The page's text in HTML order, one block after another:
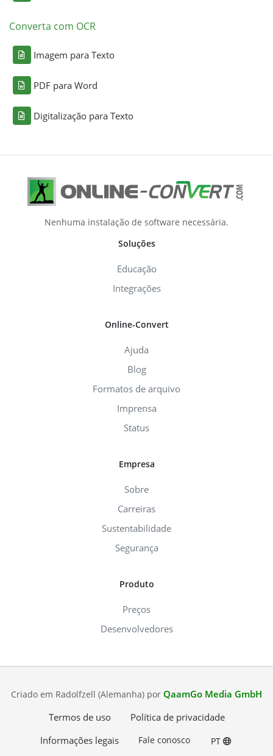
Converta com OCR
Imagem para Texto
PDF para Word
Digitalização para Texto
Nenhuma instalação de software necessária.
Soluções
Educação
Integrações
Online-Convert
Ajuda
Blog
Formatos de arquivo
Imprensa
Status
Empresa
Sobre
Carreiras
Sustentabilidade
Segurança
Produto
Preços
Desenvolvedores
Criado em Radolfzell (Alemanha) por QaamGo Media GmbH
Termos de uso
Política de privacidade
Informações legais
Fale conosco PT